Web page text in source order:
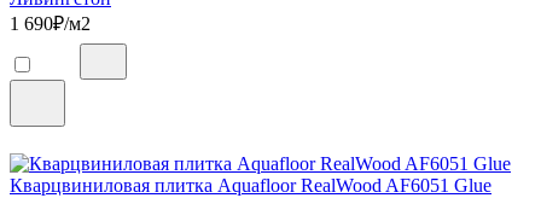
1 690₽/м2
Кварцвиниловая плитка Aquafloor RealWood AF6051 Glue